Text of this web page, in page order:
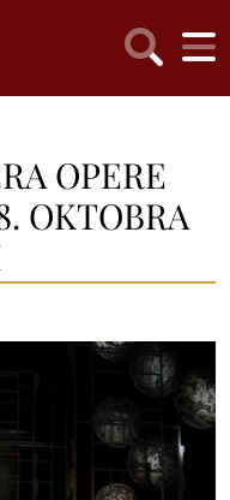
OPERE
OKTOBRA